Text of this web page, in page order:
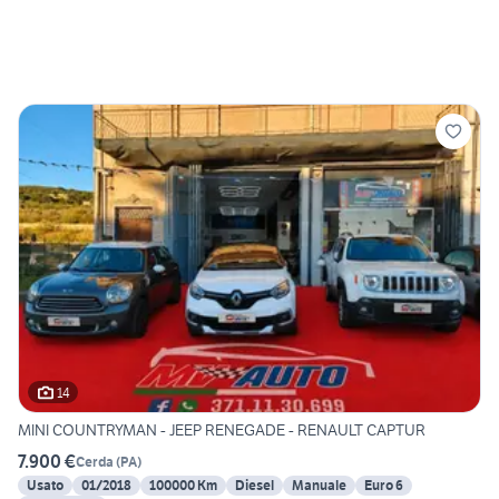
14
MINI COUNTRYMAN - JEEP RENEGADE - RENAULT CAPTUR
7.900 €Cerda (PA)
Usato
01/2018 100000 Km Diesel Manuale
Euro 6